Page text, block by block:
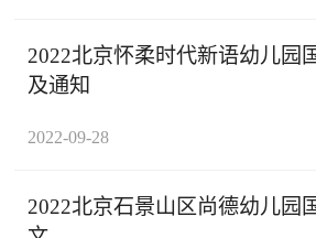
2022北京怀柔时代新语幼儿园
及通知
2022-09-28
2022北京石景山区尚德幼儿园